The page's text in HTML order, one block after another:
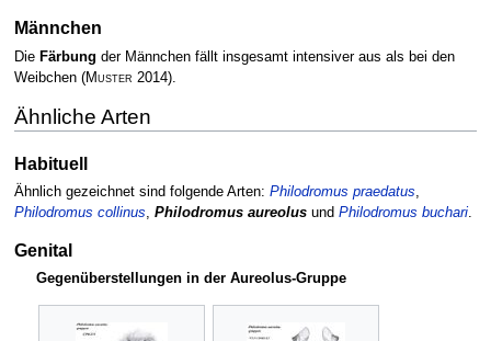
Männchen
Die Färbung der Männchen fällt insgesamt intensiver aus als bei den
Weibchen (Muster 2014).
Ähnliche Arten
Habituell
Ähnlich gezeichnet sind folgende Arten: Philodromus praedatus,
Philodromus collinus, Philodromus aureolusund Philodromus buchari.
Genital
Gegenüberstellungen in der Aureolus-Gruppe